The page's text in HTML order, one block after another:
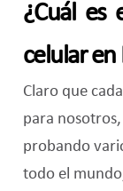
¿Cuál es
celular
Claro que
para
probando
todo el